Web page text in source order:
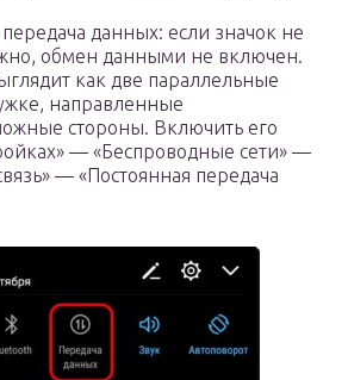
данных: если значок не
обмен данными не включен.
как две параллельные
направленные
стороны. Включить его
— «Беспроводные сети» —
— «Постоянная передача